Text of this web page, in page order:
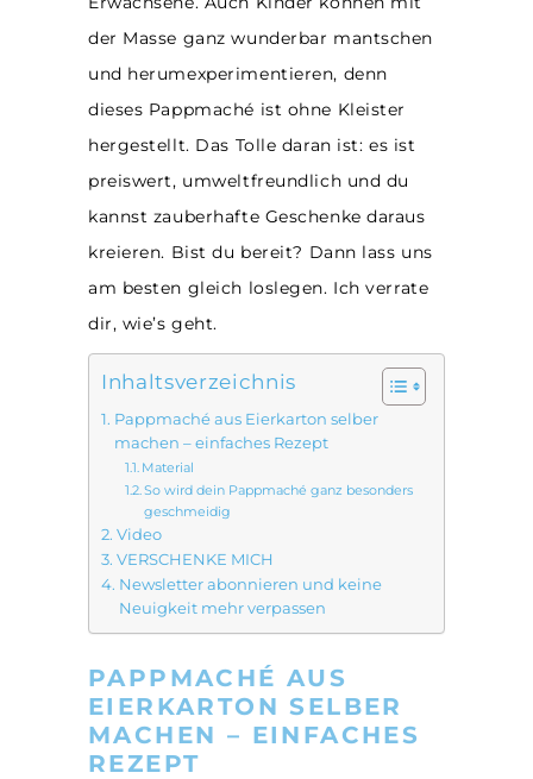
der Masse ganz wunderbar mantschen
und herumexperimentieren, denn
dieses Pappmaché ist ohne Kleister
hergestellt. Das Tolle daran ist: es ist
preiswert, umweltfreundlich und du
kannst zauberhafte Geschenke daraus
kreieren. Bist du bereit? Dann lass uns
am besten gleich loslegen. Ich verrate
dir, wie’s geht.
Inhaltsverzeichnis
Pappmaché aus Eierkarton selber
machen – einfaches Rezept
Material
So wird dein Pappmaché ganz besonders
geschmeidig
Video
VERSCHENKE MICH
Newsletter abonnieren und keine
Neuigkeit mehr verpassen
PAPPMACHÉ AUS
EIERKARTON SELBER
MACHEN – EINFACHES
REZEPT